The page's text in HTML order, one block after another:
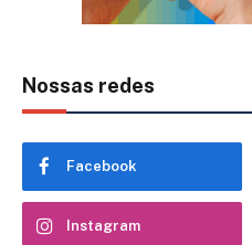
Nossas redes
Facebook
Instagram